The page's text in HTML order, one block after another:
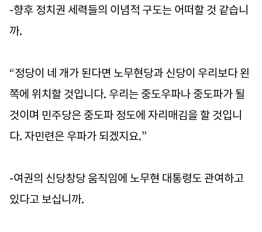
-향후 정치권 세력들의 이념적 구도는 어떠할 것 같습니
까.
“정당이 네 개가 된다면 노무현당과 신당이 우리보다 왼
쪽에 위치할 것입니다. 우리는 중도우파나 중도파가 될
것이며 민주당은 중도파 정도에 자리매김을 할 것입니
다. 자민련은 우파가 되겠지요.”
-여권의 신당창당 움직임에 노무현 대통령도 관여하고
있다고 보십니까.